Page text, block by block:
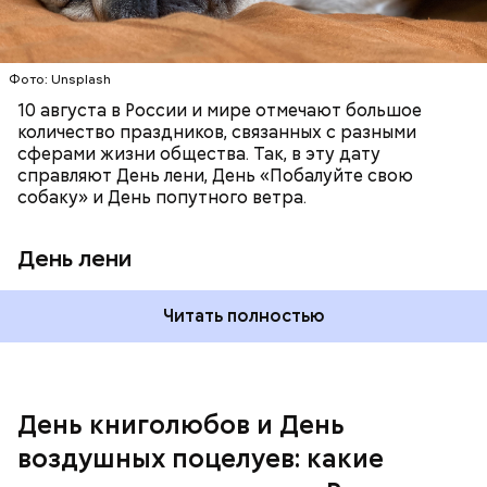
Фото: Unsplash
10 августа в России и мире отмечают большое
количество праздников, связанных с разными
сферами жизни общества. Так, в эту дату
справляют День лени, День «Побалуйте свою
собаку» и День попутного ветра.
День лени
Читать полностью
День книголюбов и День
воздушных поцелуев: какие
День воздушных поцелуев
воздушный поцелуй близкому человеку через
социальные сети и мессенджеры.
День «Счастье случается» был инициирован
Тайным обществом счастливых людей, чтобы
напомнить людям, что счастье на самом деле
кроется в мелочах. Отпраздновать этот день
можно, поделившись с другими людьми
счастливыми моментами из своей жизни.